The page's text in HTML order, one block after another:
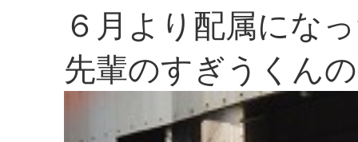
６月より配属にな
先輩のすぎうくん